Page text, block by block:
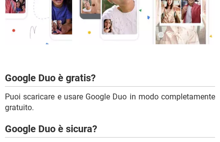
Google Duo è gratis?
Puoi scaricare e usare Google Duo in modo completamente
gratuito.
Google Duo è sicura?